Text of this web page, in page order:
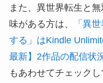
また、異世界転生と
味がある方は、
「異
する」はKindle
最新】2作品の配信状
もあわせてチェックし